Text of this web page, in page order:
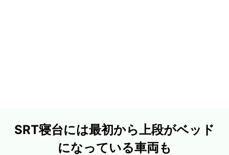
SRT寝台には最初から上段がベッド
になっている車両も